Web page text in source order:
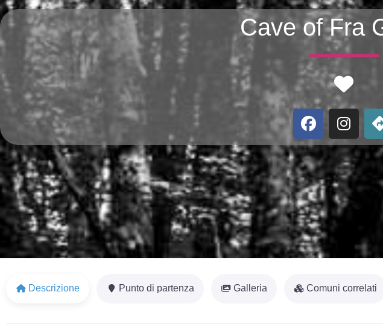
Cave of Fra
Descrizione Punto di partenza Galleria Comuni correlati